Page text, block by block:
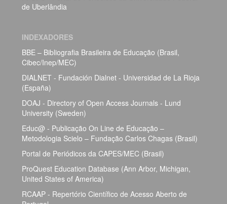
de Uberlândia
INDEXADORES
BBE – Bibliografia Brasileira de Educação (Brasil,
Cibec/Inep/MEC)
DIALNET - Fundación Dialnet - Universidad de La Rioja
(España)
DOAJ - Directory of Open Access Journals - Lund
University (Sweden)
Educ@ - Publicação On Line de Educação –
Metodologia Scielo – Fundação Carlos Chagas (Brasil)
Portal de Periódicos da CAPES/MEC (Brasil)
ProQuest Education Database (Ann Arbor, Michigan,
United States of America)
RCAAP - Repertório Científico de Acesso Aberto de